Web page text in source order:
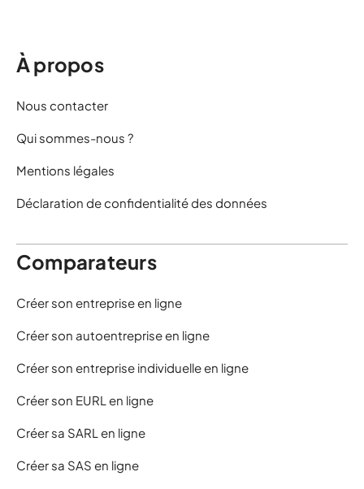
À propos
Nous contacter
Qui sommes-nous ?
Mentions légales
Déclaration de confidentialité des données
Comparateurs
Créer son entreprise en ligne
Créer son autoentreprise en ligne
Créer son entreprise individuelle en ligne
Créer son EURL en ligne
Créer sa SARL en ligne
Créer sa SAS en ligne